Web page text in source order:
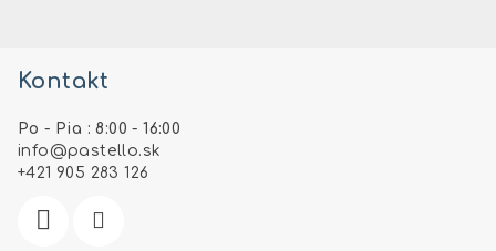
Kontakt
Po - Pia : 8:00 - 16:00
info @pastello.sk
+421 905 283 126